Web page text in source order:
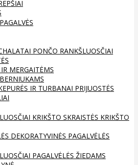
PONČO RANKŠLUOSČIAI
MERGAITĖMS
IR TURBANAI PRIJUOSTĖS
KRIKŠTO SKRAISTĖS KRIKŠTO
DEKORATYVINĖS PAGALVĖLĖS
PAGALVĖLĖS ŽIEDAMS